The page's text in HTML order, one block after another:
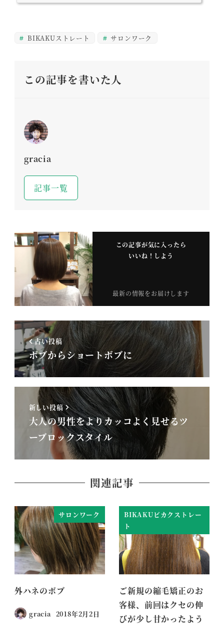
をご用意致しました。ご来店、心よりお待ちしております。ご予約は
BIKAKUストレート サロンワーク
この記事を書いた人
gracia
記事一覧
この記事が気に入ったら
いいね！しよう
最新の情報をお届けします
古い投稿
ボブからショートボブに
新しい投稿
大人の男性をよりカッコよく見せるツ
ーブロックスタイル
関連記事
サロンワーク
外ハネのボブ
gracia 2018年2月2日
BIKAKUビカクストレー
ト
ご新規の縮毛矯正のお
客様、前回はクセの伸
びが少し甘かったよう